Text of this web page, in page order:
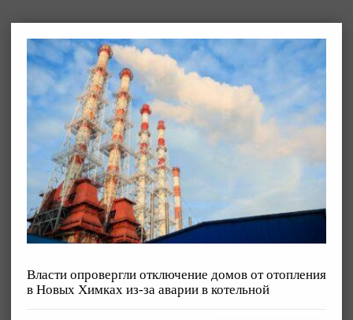
Власти опровергли отключение домов от отопления
в Новых Химках из-за аварии в котельной